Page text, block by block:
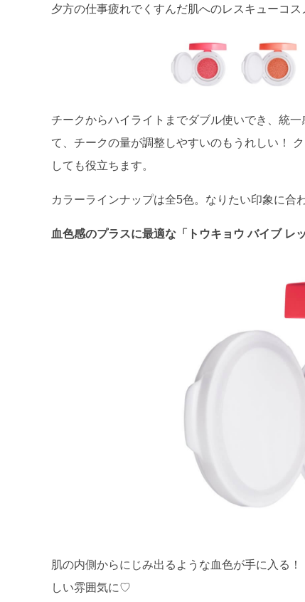
夕方の仕事疲れでくすんだ肌へのレスキューコ
チークからハイライトまでダブル使いでき、統
て、チークの量が調整しやすいのもうれしい！
しても役立ちます。
カラーラインナップは全5色。なりたい印象に合
血色感のプラスに最適な「トウキョウ バイブ レッ
肌の内側からにじみ出るような血色が手に入る
しい雰囲気に♡